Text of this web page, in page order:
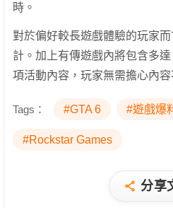
時。
對於偏好較長遊戲體驗的玩家
計。加上有傳遊戲內將包含多
項活動內容，玩家無需擔心內容
Tags： #GTA 6 #遊戲爆
#Rockstar Games
分享